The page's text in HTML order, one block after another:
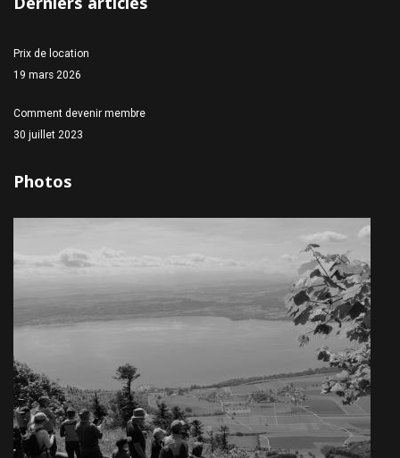
Prix de location
19 mars 2026
Comment devenir membre
30 juillet 2023
Photos